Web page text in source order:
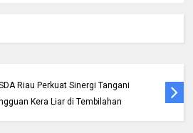
Riau Perkuat Sinergi Tangani
Kera Liar di Tembilahan